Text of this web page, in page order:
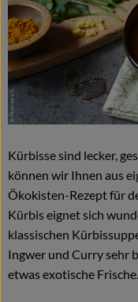
Naturkost
Wein
Getränke
Kosmetik &
Angebote & Neues
Wir empfehlen
VINCE Weine
So geht's
Kürbisse sind lecker,
können wir Ihnen aus
Ökokisten-Rezept für
Kürbis eignet sich
klassischen
Ingwer und Curry sehr
etwas exotische Frische.